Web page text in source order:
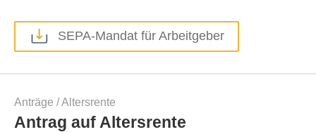
SEPA-Mandat für Arbeitgeber
Anträge /Altersrente
Antrag auf Altersrente